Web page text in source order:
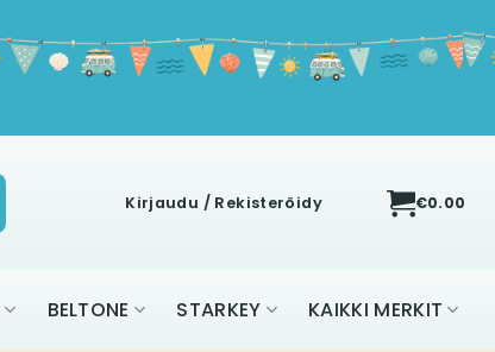
Kirjaudu / Rekisteröidy €0.00
BELTONE STARKEY KAIKKI MERKIT